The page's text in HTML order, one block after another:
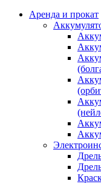
Аренда и прокат